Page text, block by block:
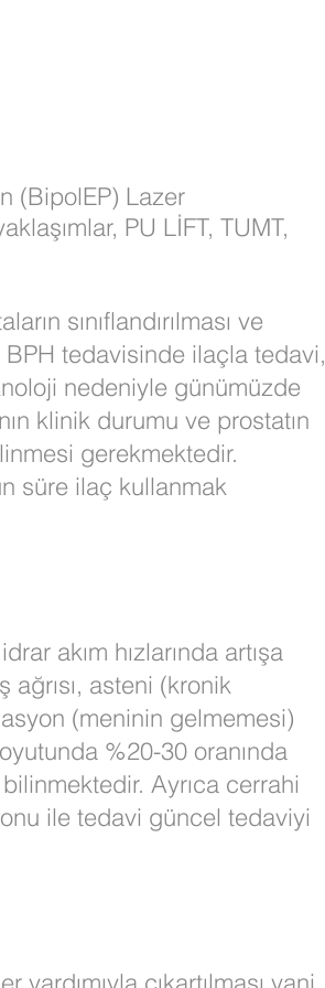
(BipolEP) Lazer
PU LİFT, TUMT,
sınıflandırılması ve
tedavisinde ilaçla tedavi,
nedeniyle günümüzde
klinik durumu ve prostatın
gerekmektedir.
süre ilaç kullanmak
akım hızlarında artışa
asteni (kronik
(meninin gelmemesi)
%20-30 oranında
Ayrıca cerrahi
ile tedavi güncel tedaviyi